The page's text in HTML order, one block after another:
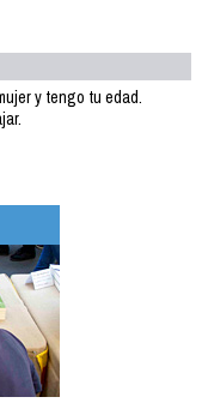
y tengo tu edad.